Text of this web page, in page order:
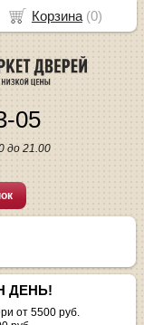
05
до 21.00
ДЕНЬ!
от 5500 руб.
Корзина(0)